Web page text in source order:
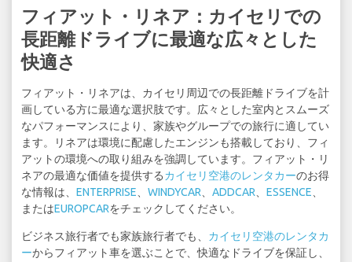
フィアット・リネア：カイセリでの
長距離ドライブに最適な広々とした
快適さ
フィアット・リネアは、カイセリ周辺での長距離ドライブを計
画している方に最適な選択肢です。広々とした室内とスムーズ
なパフォーマンスにより、家族やグループでの旅行に適してい
ます。リネアは環境に配慮したエンジンも搭載しており、フィ
アットの環境への取り組みを強調しています。フィアット・リ
ネアの最適な価値を提供するカイセリ空港のレンタカーのお得
な情報は、 ENTERPRISE WINDYCAR ADDCAR ESSENCE
またはEUROPCARをチェックしてください。
ビジネス旅行者でも家族旅行者でも、 カイセリ空港のレンタカ
ーからフィアット車を選ぶことで、快適なドライブを保証し、